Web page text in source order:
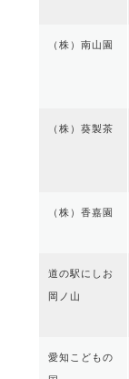
（株）南山園
（株）葵製茶
（株）香嘉園
道の駅にしお
岡ノ山
愛知こどもの